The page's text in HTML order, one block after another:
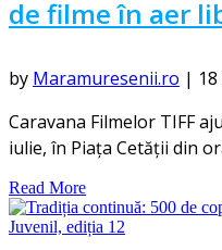
de filme în aer
by Maramuresenii.ro |
Caravana Filmelor TIFF
iulie, în Piața Cetății din
Read More